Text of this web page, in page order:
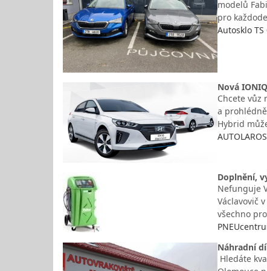
modelů
pro
Autosklo
Nová
Chcete vůz
a
Hybrid
Doplnění,
Nefunguje
Václavovič
všechno
Náhradní
Hledáte